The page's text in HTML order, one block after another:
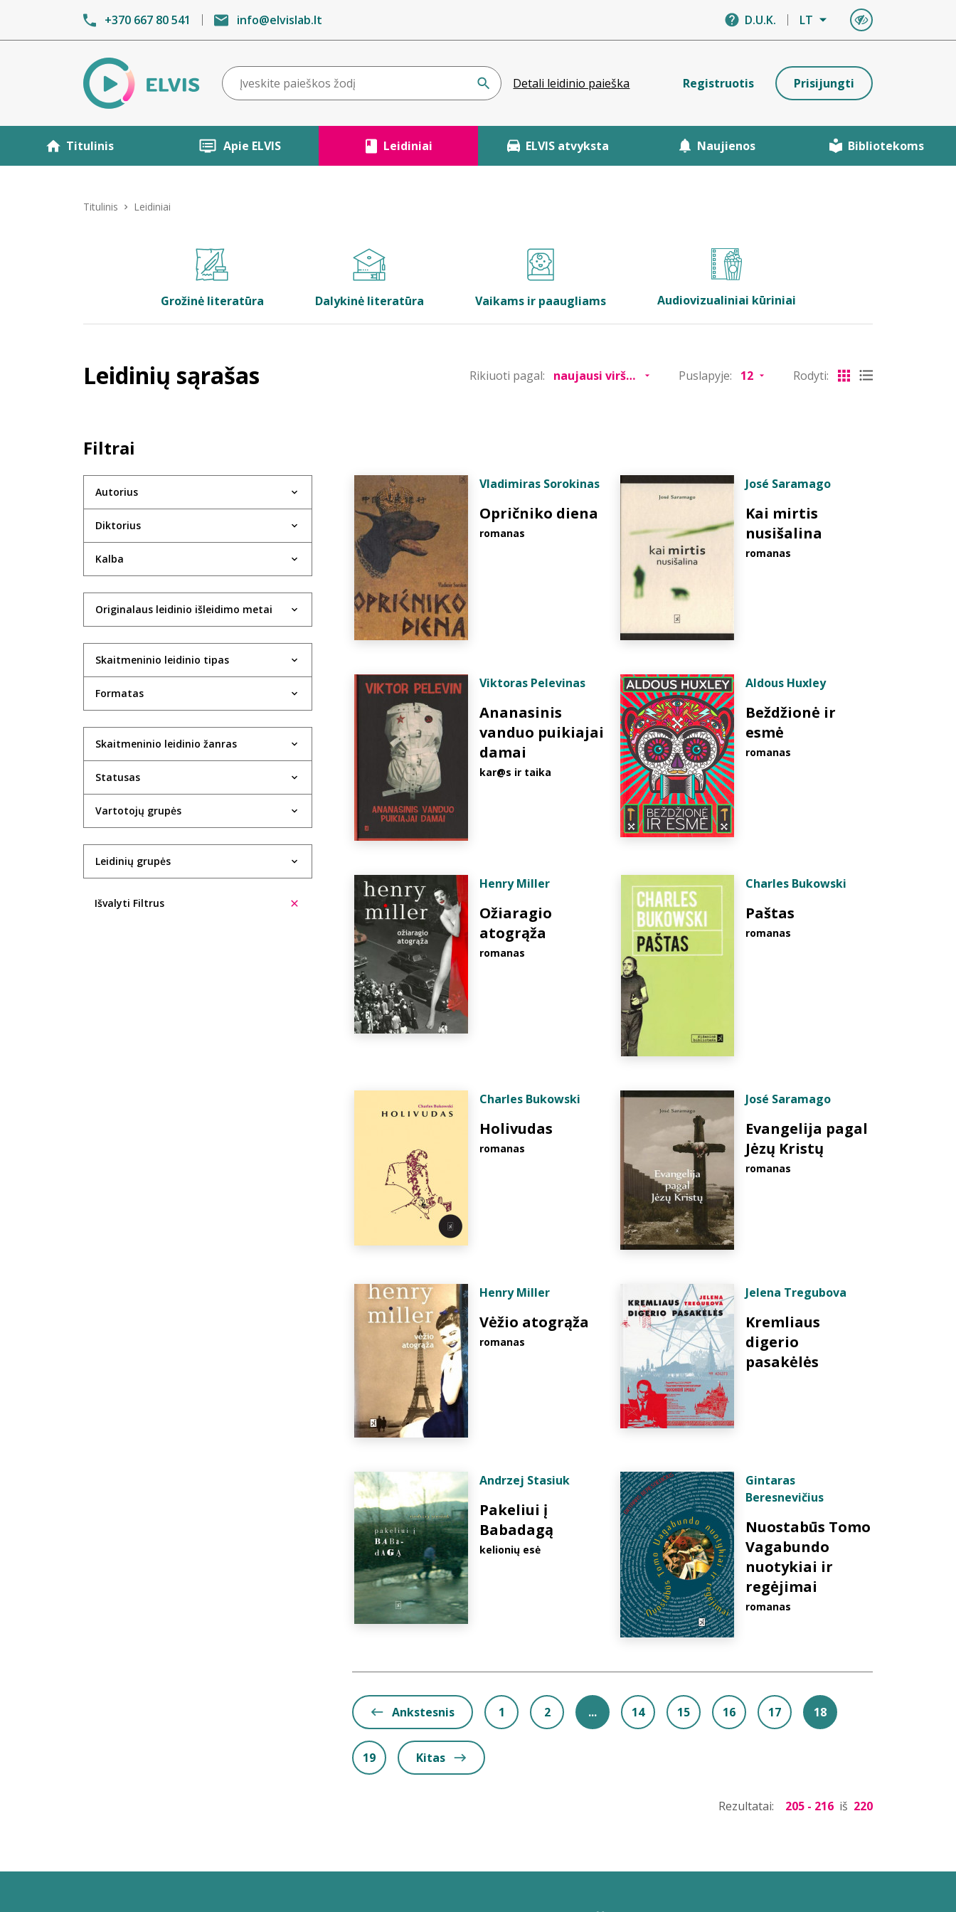
+370 667 80 541 info@elvislab.lt D.U.K. LT
Detali leidinio paieška Registruotis Prisijungti
Titulinis Apie ELVIS Leidiniai ELVIS atvyksta Naujienos Bibliotekoms
Titulinis Leidiniai
Grožinė literatūra Dalykinė literatūra Vaikams ir paaugliams Audiovizualiniai kūriniai
Leidinių sąrašas Rikiuoti pagal: Puslapyje: Rodyti:
Filtrai
Autorius
Diktorius
Kalba
Originalaus leidinio išleidimo metai
Skaitmeninio leidinio tipas
Formatas
Skaitmeninio leidinio žanras
Statusas
Vartotojų grupės
Leidinių grupės
Išvalyti Filtrus
Vladimiras Sorokinas
Opričniko diena
romanas
José Saramago
Kai mirtis
nusišalina
romanas
Viktoras Pelevinas
Ananasinis
vanduo puikiajai
damai
kar@s ir taika
Aldous Huxley
Beždžionė ir
esmė
romanas
Henry Miller
Ožiaragio
atogrąža
romanas
Charles Bukowski
Paštas
romanas
Charles Bukowski
Holivudas
romanas
José Saramago
Evangelija pagal
Jėzų Kristų
romanas
Henry Miller
Vėžio atogrąža
romanas
Jelena Tregubova
Kremliaus
digerio
pasakėlės
Andrzej Stasiuk
Pakeliui į
Babadagą
kelionių esė
Gintaras
Beresnevičius
Nuostabūs Tomo
Vagabundo
nuotykiai ir
regėjimai
romanas
Ankstesnis 1 2 ... 14 15 16 17 18
19 Kitas
Rezultatai: 205 - 216 iš 220